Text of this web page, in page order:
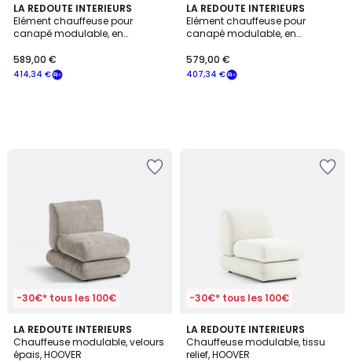
LA REDOUTE INTERIEURS
Elément chauffeuse pour
canapé modulable, en
414,34 €
589,00 €
LA REDOUTE INTERIEURS
Elément chauffeuse pour
canapé modulable, en
407,34 €
579,00 €
-30€* tous les 100€
LA REDOUTE INTERIEURS
Chauffeuse modulable, velours
épais, HOOVER
3
Couleurs
-30€* tous les 100€
LA REDOUTE INTERIEURS
Chauffeuse modulable, tissu
relief, HOOVER